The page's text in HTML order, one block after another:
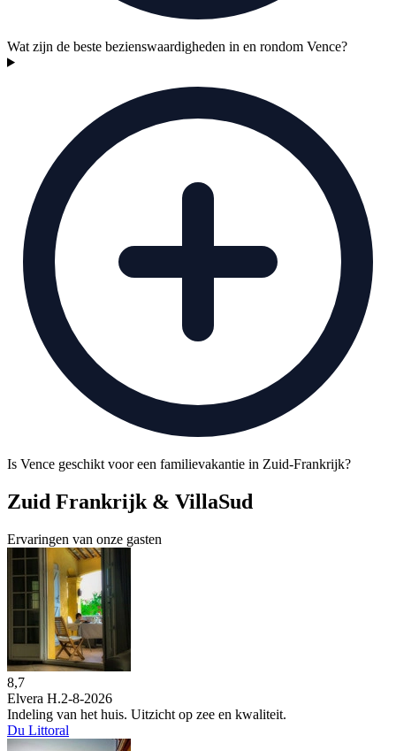
Wat zijn de beste bezienswaardigheden in en rondom Vence?
Is Vence geschikt voor een familievakantie in Zuid-Frankrijk?
Zuid Frankrijk & VillaSud
Ervaringen van onze gasten
8,7
Elvera H.2-8-2026
Indeling van het huis. Uitzicht op zee en kwaliteit.
Du Littoral